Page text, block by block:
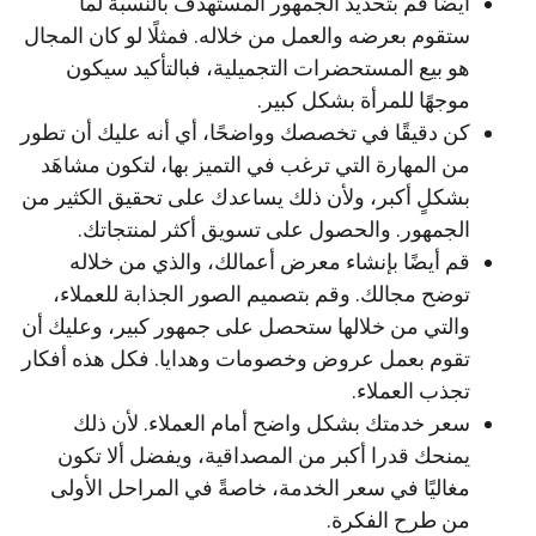
ستقوم بعرضه والعمل من خلاله. فمثلًا لو كان المجال
هو بيع المستحضرات التجميلية، فبالتأكيد سيكون
موجهًا للمرأة بشكل كبير.
كن دقيقًا في تخصصك وواضحًا، أي أنه عليك أن تطور
من المهارة التي ترغب في التميز بها، لتكون مشاهَد
بشكلٍ أكبر، ولأن ذلك يساعدك على تحقيق الكثير من
الجمهور. والحصول على تسويق أكثر لمنتجاتك.
قم أيضًا بإنشاء معرض أعمالك، والذي من خلاله
توضح مجالك. وقم بتصميم الصور الجذابة للعملاء،
والتي من خلالها ستحصل على جمهور كبير، وعليك أن
تقوم بعمل عروض وخصومات وهدايا. فكل هذه أفكار
تجذب العملاء.
سعر خدمتك بشكل واضح أمام العملاء. لأن ذلك
يمنحك قدرا أكبر من المصداقية، ويفضل ألا تكون
مغاليًا في سعر الخدمة، خاصةً في المراحل الأولى
من طرح الفكرة.